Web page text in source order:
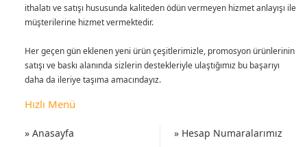
ithalatı ve satışı hususunda kaliteden ödün vermeyen hizmet anlayışı ile
müşterilerine hizmet vermektedir.
Her geçen gün eklenen yeni ürün çeşitlerimizle, promosyon ürünlerinin
satışı ve baskı alanında sizlerin destekleriyle ulaştığımız bu başarıyı
daha da ileriye taşıma amacındayız.
Hızlı Menü
» Anasayfa
» Hesap Numaralarımız